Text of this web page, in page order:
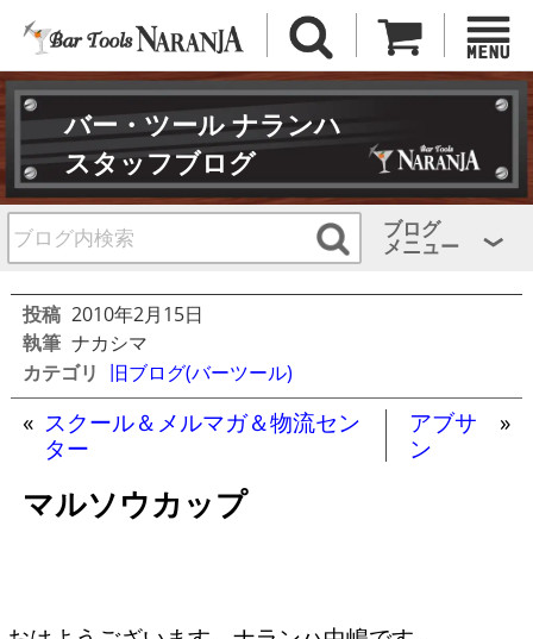
バー・ツール ナランハ
スタッフブログ
ブログ
メニュー
投稿 2010年2月15日
執筆 ナカシマ
カテゴリ 旧ブログ(バーツール)
« スクール＆メルマガ＆物流セン
ター
アブサ
ン
»
マルソウカップ